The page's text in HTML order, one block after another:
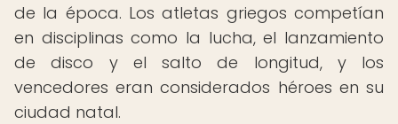
de la época. Los atletas griegos competían
en disciplinas como la lucha, el lanzamiento
de disco y el salto de longitud, y los
vencedores eran considerados héroes en su
ciudad natal.